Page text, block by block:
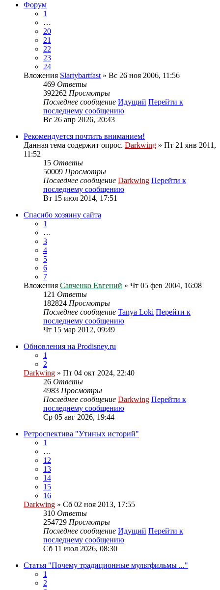
Форум
1
…
20
21
22
23
24
Вложения Slartybartfast » Вс 26 ноя 2006, 11:56
469 Ответы
392262 Просмотры
Последнее сообщение Идущий Перейти к
последнему сообщению
Вс 26 апр 2026, 20:43
Рекомендуется почтить вниманием!
Данная тема содержит опрос. Darkwing » Пт 21 янв 2011,
11:52
15 Ответы
50009 Просмотры
Последнее сообщение Darkwing Перейти к
последнему сообщению
Вт 15 июл 2014, 17:51
Спасибо хозяину сайта
1
…
3
4
5
6
7
Вложения Савченко Евгений » Чт 05 фев 2004, 16:08
121 Ответы
182824 Просмотры
Последнее сообщение Tanya Loki Перейти к
последнему сообщению
Чт 15 мар 2012, 09:49
Обновления на Prodisney.ru
1
2
Darkwing » Пт 04 окт 2024, 22:40
26 Ответы
4983 Просмотры
Последнее сообщение Darkwing Перейти к
последнему сообщению
Ср 05 авг 2026, 19:44
Ретроспектива "Утиных историй"
1
…
12
13
14
15
16
Darkwing » Сб 02 ноя 2013, 17:55
310 Ответы
254729 Просмотры
Последнее сообщение Идущий Перейти к
последнему сообщению
Сб 11 июл 2026, 08:30
Статья "Почему традиционные мультфильмы ..."
1
2